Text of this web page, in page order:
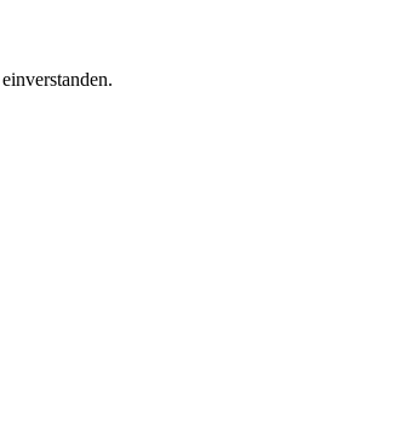
einverstanden.